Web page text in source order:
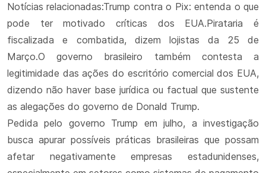
Notícias relacionadas:Trump contra o Pix: entenda o que
pode ter motivado críticas dos EUA.Pirataria é
fiscalizada e combatida, dizem lojistas da 25 de
Março.O governo brasileiro também contesta a
legitimidade das ações do escritório comercial dos EUA,
dizendo não haver base jurídica ou factual que sustente
as alegações do governo de Donald Trump.
Pedida pelo governo Trump em julho, a investigação
busca apurar possíveis práticas brasileiras que possam
afetar negativamente empresas estadunidenses,